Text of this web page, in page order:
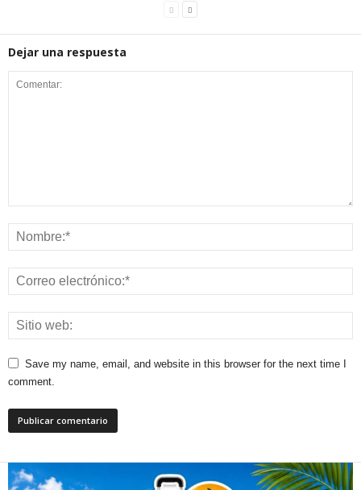
Dejar una respuesta
Save my name, email, and website in this browser for the next time I
comment.